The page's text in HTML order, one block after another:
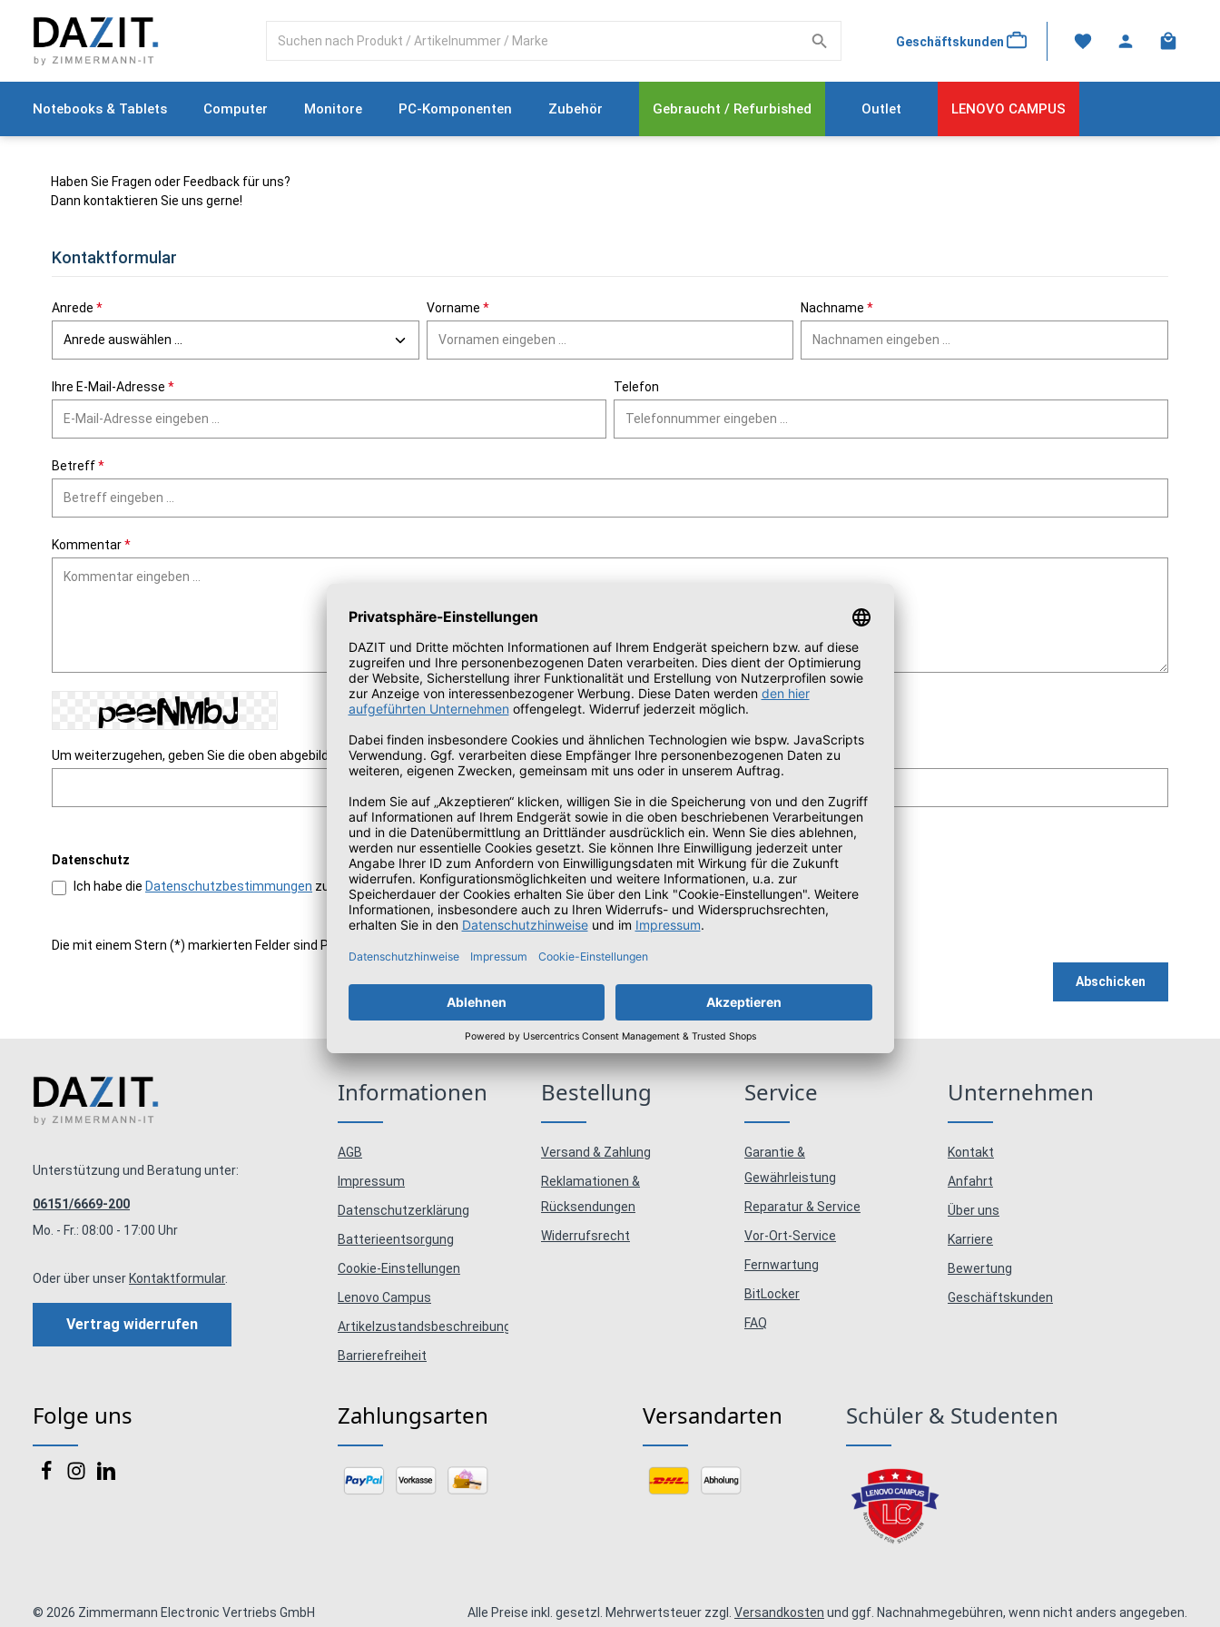
Zur Hauptnavigation springen
Geschäftskunden
Du hast 0 Produkte
Notebooks & Tablets Computer Monitore PC-Komponenten Zubehör Gebraucht / Refurbished Outlet LENOVO CAMPUS
Haben Sie Fragen oder Feedback für uns?
Dann kontaktieren Sie uns gerne!
Kontaktformular
Anrede * Vorname * Nachname*
Ihre E-Mail-Adresse * Telefon
Betreff*
Kommentar*
Um weiterzugehen, geben Sie die oben abgebildeten Zeichen ein *
Datenschutz
Ich habe die Datenschutzbestimmungen zur Kenntnis genommen und dieAGBgelesen und bin mit ihnen einverstanden. *
Die mit einem Stern (*) markierten Felder sind Pflichtfelder.
Abschicken
Unterstützung und Beratung unter:
06151/6669-200
Mo. - Fr.: 08:00 - 17:00 Uhr
Oder über unserKontaktformular.
Vertrag widerrufen
Informationen
AGB
Impressum
Datenschutzerklärung
Batterieentsorgung
Cookie-Einstellungen
Lenovo Campus
Artikelzustandsbeschreibungen
Barrierefreiheit
Bestellung
Versand & Zahlung
Reklamationen &
Rücksendungen
Widerrufsrecht
Service
Garantie &
Gewährleistung
Reparatur & Service
Vor-Ort-Service
Fernwartung
BitLocker
FAQ
Unternehmen
Kontakt
Anfahrt
Über uns
Karriere
Bewertung
Geschäftskunden
Folge uns Zahlungsarten Versandarten Schüler & Studenten
© 2026 Zimmermann Electronic Vertriebs GmbH Alle Preise inkl. gesetzl. Mehrwertsteuer zzgl. Versandkosten und ggf. Nachnahmegebühren, wenn nicht anders angegeben.